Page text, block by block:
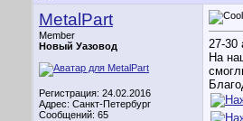
MetalPart
Member
Новый Уазовод
Регистрация: 24.02.2016
Адрес: Санкт-Петербург
Сообщений: 65
27-30
На